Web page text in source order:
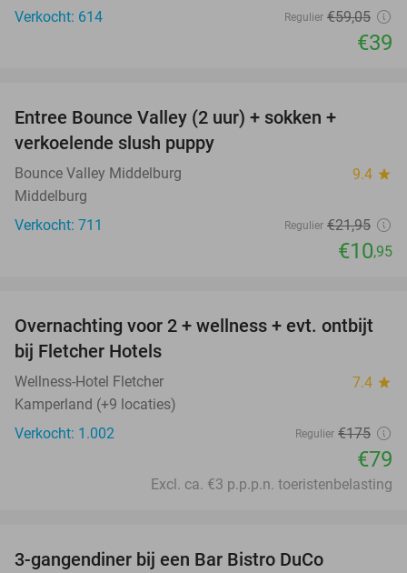
Verkocht: 614
Regulier €59,05
€39
Entree Bounce Valley (2 uur) + sokken +
verkoelende slush puppy
Bounce Valley Middelburg 9.4 star
Middelburg
Verkocht: 711
Regulier €21,95
€10,95
55%
Overnachting voor 2 + wellness + evt. ontbijt
bij Fletcher Hotels
Wellness-Hotel Fletcher 7.4 star
Kamperland (+9 locaties)
Verkocht: 1.002
Regulier €175
€79
Excl. ca. €3 p.p.p.n. toeristenbelasting
3-gangendiner bij een Bar Bistro DuCo